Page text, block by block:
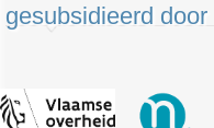
gesubsidieerd door